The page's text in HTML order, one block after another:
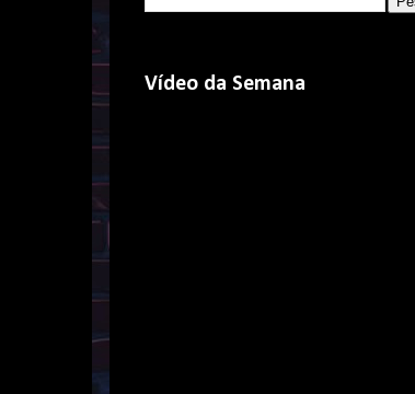
Vídeo da Semana